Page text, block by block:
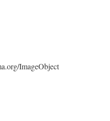
ImageObject